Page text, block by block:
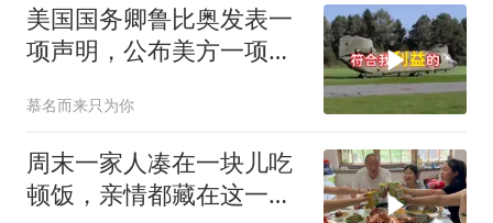
美国国务卿鲁比奥发表一
项声明，公布美方一项重
慕名而来只为你
周末一家人凑在一块儿吃
顿饭，亲情都藏在这一饭